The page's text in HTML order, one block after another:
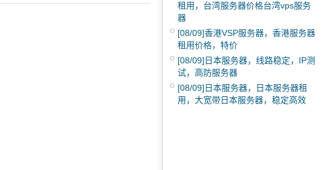
租用，台湾服务器价格台湾vps服务
器
[08/09]香港VSP服务器，香港服务器
租用价格，特价
[08/09] 日本服务器，线路稳定，IP测
试，高防服务器
[08/09] 日本服务器，日本服务器租
用，大宽带日本服务器，稳定高效